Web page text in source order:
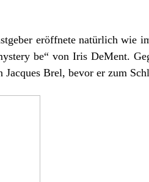
eröffnete natürlich wie
be“ von Iris DeMent.
Jacques Brel, bevor er zum